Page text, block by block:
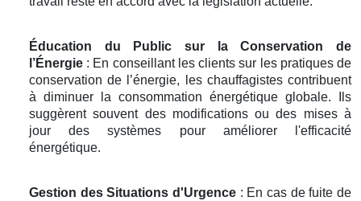
Éducation du Public sur la Conservation de
l’Énergie : En conseillant les clients sur les pratiques de
conservation de l’énergie, les chauffagistes contribuent
à diminuer la consommation énergétique globale. Ils
suggèrent souvent des modifications ou des mises à
jour des systèmes pour améliorer l'efficacité
énergétique.
Gestion des Situations d'Urgence : En cas de fuite de